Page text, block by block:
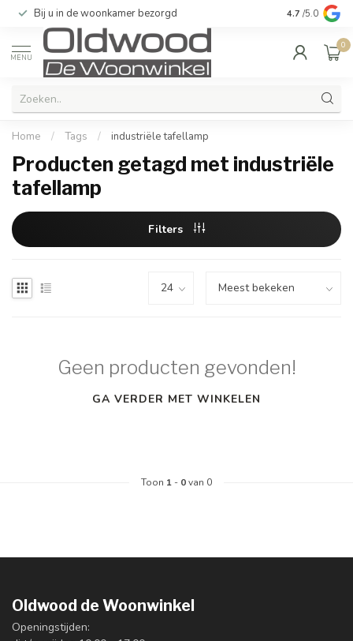
Bij u in de woonkamer bezorgd Kwaliteit &
4.7 /5.0
MENU
0
Home / Tags / industriële tafellamp
Producten getagd met industriële
tafellamp
Filters
Geen producten gevonden!
GA VERDER MET WINKELEN
Toon 1 - 0van 0
Oldwood de Woonwinkel
Openingstijden: